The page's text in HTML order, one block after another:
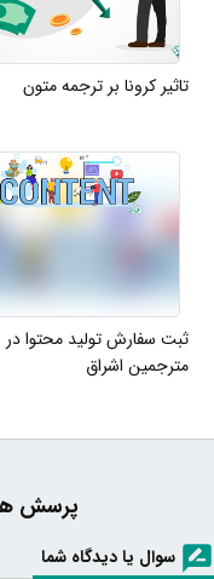
تاثیر کرونا بر ترجمه متون
ثبت سفارش تولید محتوا
مترجمین اشراق
پرسش
سوال یا دیدگاه شما